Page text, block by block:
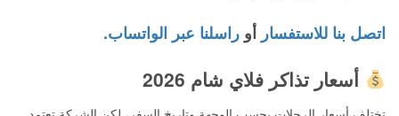
اتصل بنا للاستفسار أو راسلنا عبر الواتساب.
أسعار تذاكر فلاي شام 2026